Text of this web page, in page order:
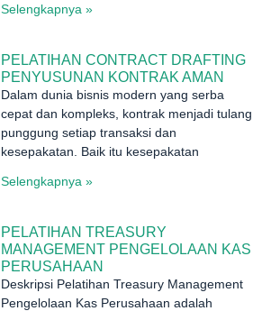
Selengkapnya »
PELATIHAN CONTRACT DRAFTING
PENYUSUNAN KONTRAK AMAN
Dalam dunia bisnis modern yang serba
cepat dan kompleks, kontrak menjadi tulang
punggung setiap transaksi dan
kesepakatan. Baik itu kesepakatan
Selengkapnya »
PELATIHAN TREASURY
MANAGEMENT PENGELOLAAN KAS
PERUSAHAAN
Deskripsi Pelatihan Treasury Management
Pengelolaan Kas Perusahaan adalah